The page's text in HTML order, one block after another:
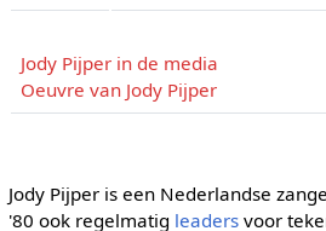
Jody Pijper in de media
Oeuvre van Jody Pijper
Jody Pijper is een Nederlandse
'80 ook regelmatig leadersvoor